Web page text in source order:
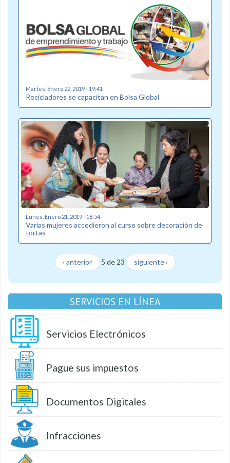
Martes, Enero 22, 2019 - 19:41
Recicladores se capacitan en Bolsa Global
Lunes, Enero 21, 2019 - 18:54
Varias mujeres accedieron al curso sobre decoración de
tortas
‹ anterior 5 de 23 siguiente ›
SERVICIOS EN LÍNEA
Servicios Electrónicos
Pague sus impuestos
Documentos Digitales
Infracciones